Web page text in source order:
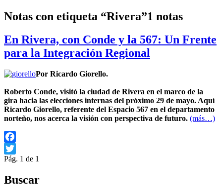
Notas con etiqueta “Rivera”1 notas
En Rivera, con Conde y la 567: Un Frente
para la Integración Regional
Por Ricardo Giorello.
Roberto Conde, visitó la ciudad de Rivera en el marco de la
gira hacia las elecciones internas del próximo 29 de mayo. Aquí
Ricardo Giorello, referente del Espacio 567 en el departamento
norteño, nos acerca la visión con perspectiva de futuro. (más…)
Facebook
Twitter
Pág. 1 de 1
Buscar